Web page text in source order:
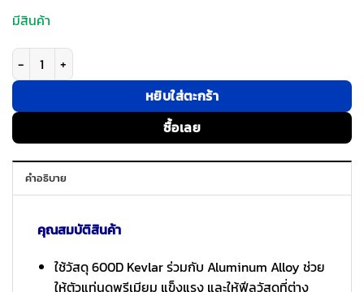
มีสินค้า
จำนวน WiWU รุ่น Kevlar Wireless Charger (Wi-W034) - แท่นชาร์จไร้สาย
หยิบใส่ตะกร้า
ซื้อเลย
คำอธิบาย
คุณสมบัติสินค้า
ใช้วัสดุ 600D Kevlar ร่วมกับ Aluminum Alloy ช่วย
ให้ตัวแท่นดูพรีเมียม แข็งแรง และให้ฟีลวัสดุที่ต่าง